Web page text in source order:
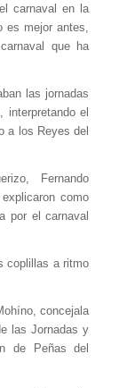
carnaval en la
es mejor antes,
que ha
las jornadas
el
a los Reyes del
Fernando
como
por el carnaval
coplillas a ritmo
concejala
las Jornadas y
de Peñas del